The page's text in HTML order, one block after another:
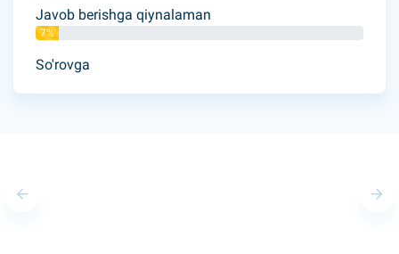
Javob berishga qiynalaman
7%
So'rovga